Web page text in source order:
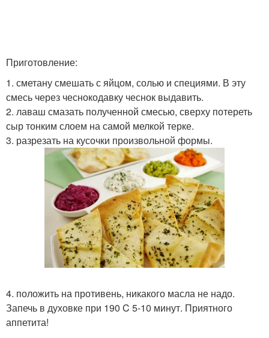
Приготовление:
1. сметану смешать с яйцом, солью и специями. В эту
смесь через чеснокодавку чеснок выдавить.
2. лаваш смазать полученной смесью, сверху потереть
сыр тонким слоем на самой мелкой терке.
3. разрезать на кусочки произвольной формы.
4. положить на противень, никакого масла не надо.
Запечь в духовке при 190 C 5-10 минут. Приятного
аппетита!